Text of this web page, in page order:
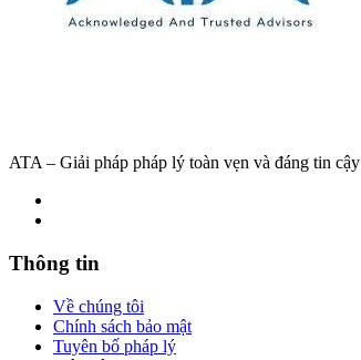
ATA – Giải pháp pháp lý toàn vẹn và đáng tin cậy
Thông tin
Về chúng tôi
Chính sách bảo mật
Tuyên bố pháp lý